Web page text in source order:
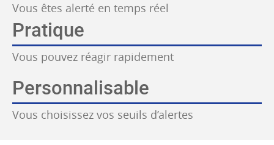
Vous êtes alerté en temps réel
Pratique
Vous pouvez réagir rapidement
Personnalisable
Vous choisissez vos seuils d’alertes